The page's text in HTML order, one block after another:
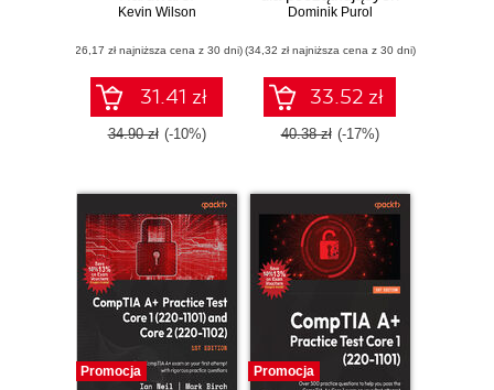
Mastering the
Technology, From
Microcomputers to
Cloud Computing
Kevin Wilson
(26,17 zł najniższa cena z 30 dni)
31.41 zł
34.90 zł (-10%)
Dominik Purol
(34,32 zł najniższa cena z 30 dni)
33.52 zł
40.38 zł (-17%)
Promocja Promocja